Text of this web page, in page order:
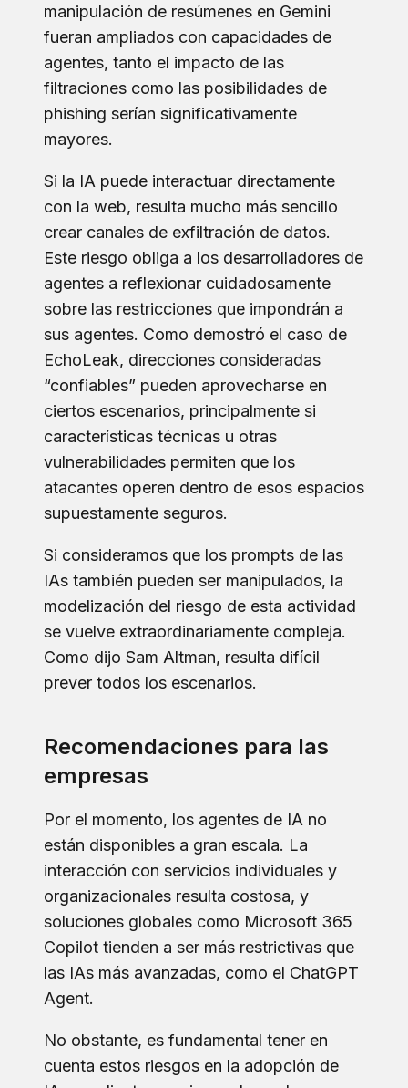
manipulación de resúmenes en Gemini
fueran ampliados con capacidades de
agentes, tanto el impacto de las
filtraciones como las posibilidades de
phishing serían significativamente
mayores.
Si la IA puede interactuar directamente
con la web, resulta mucho más sencillo
crear canales de exfiltración de datos.
Este riesgo obliga a los desarrolladores de
agentes a reflexionar cuidadosamente
sobre las restricciones que impondrán a
sus agentes. Como demostró el caso de
EchoLeak, direcciones consideradas
“confiables” pueden aprovecharse en
ciertos escenarios, principalmente si
características técnicas u otras
vulnerabilidades permiten que los
atacantes operen dentro de esos espacios
supuestamente seguros.
Si consideramos que los prompts de las
IAs también pueden ser manipulados, la
modelización del riesgo de esta actividad
se vuelve extraordinariamente compleja.
Como dijo Sam Altman, resulta difícil
prever todos los escenarios.
Recomendaciones para las
empresas
Por el momento, los agentes de IA no
están disponibles a gran escala. La
interacción con servicios individuales y
organizacionales resulta costosa, y
soluciones globales como Microsoft 365
Copilot tienden a ser más restrictivas que
las IAs más avanzadas, como el ChatGPT
Agent.
No obstante, es fundamental tener en
cuenta estos riesgos en la adopción de